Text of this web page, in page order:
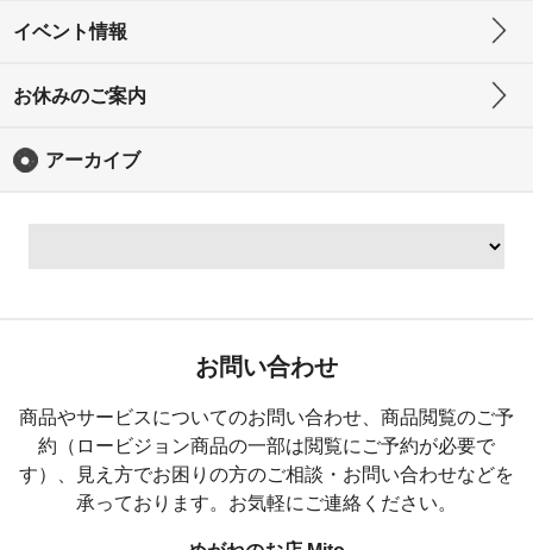
イベント情報
お休みのご案内
アーカイブ
お問い合わせ
商品やサービスについてのお問い合わせ、商品閲覧のご予
約（ロービジョン商品の一部は閲覧にご予約が必要で
す）、
見え方でお困りの方のご相談・お問い合わせなどを
承っております。お気軽にご連絡ください。